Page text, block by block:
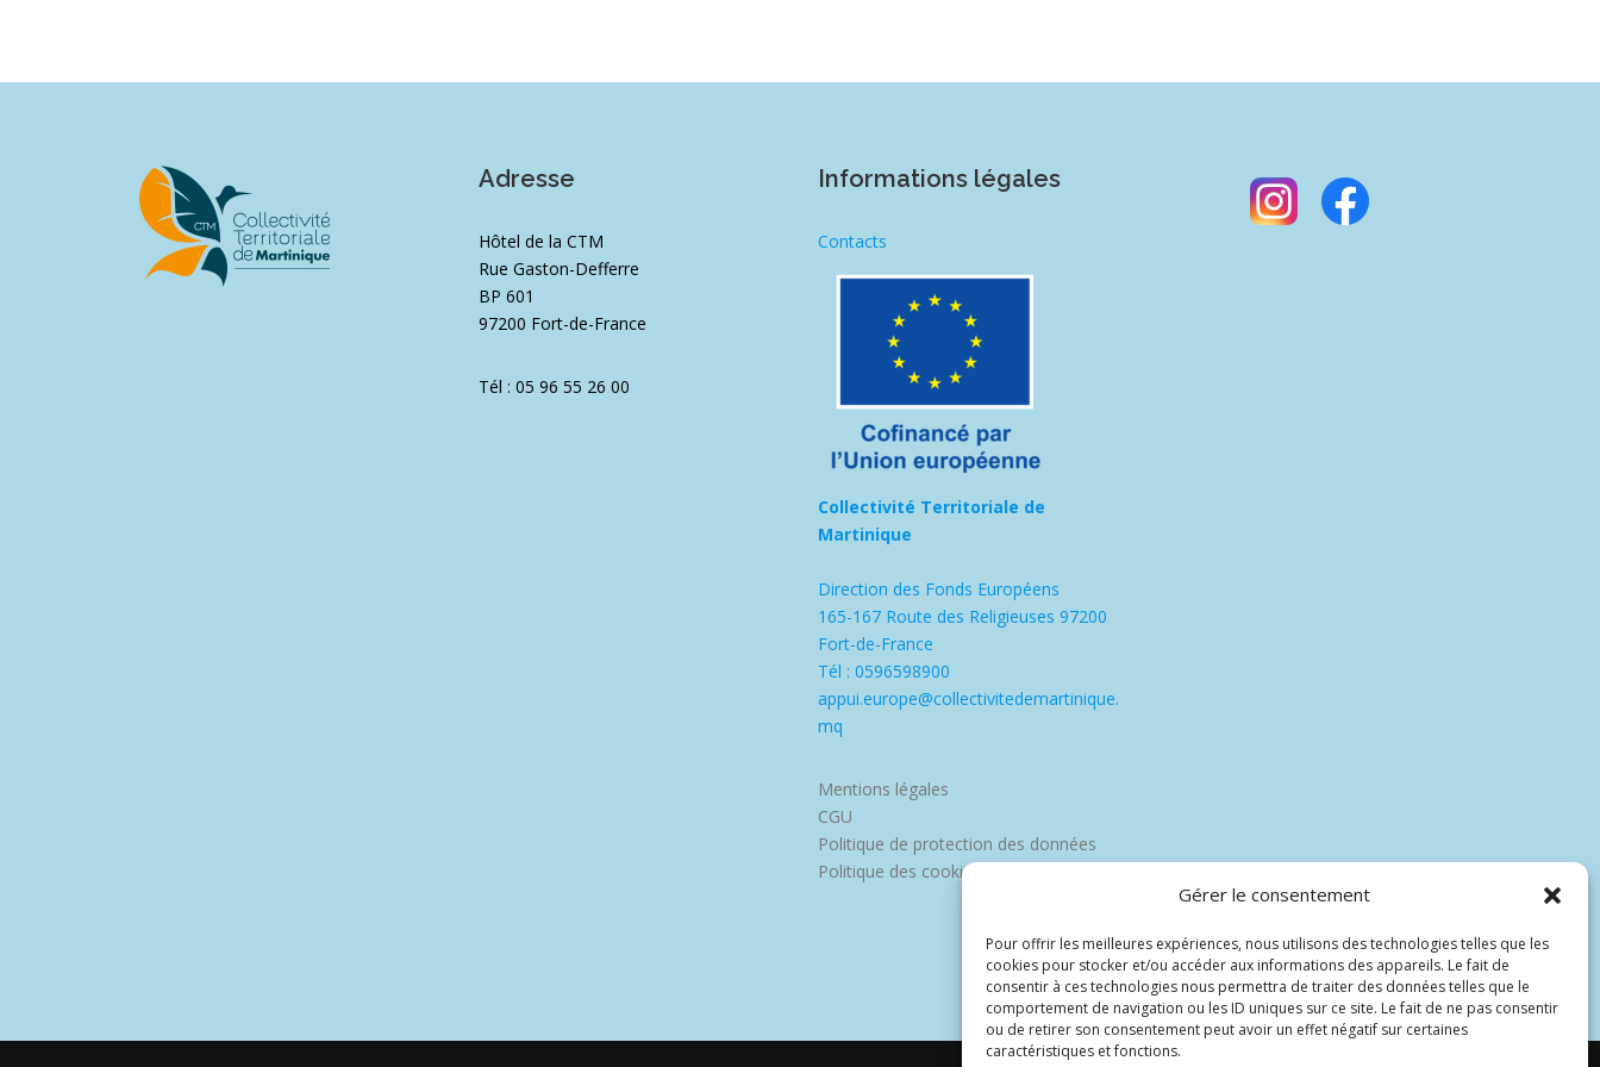
Gérer le consentement
Pour offrir les meilleures expériences, nous utilisons des technologies telles que les
cookies pour stocker et/ou accéder aux informations des appareils. Le fait de
consentir à ces technologies nous permettra de traiter des données telles que le
comportement de navigation ou les ID uniques sur ce site. Le fait de ne pas consentir
ou de retirer son consentement peut avoir un effet négatif sur certaines
caractéristiques et fonctions.
Adresse
Hôtel de la CTM
Rue Gaston-Defferre
BP 601
97200 Fort-de-France
Tél : 05 96 55 26 00
Informations légales
Contacts
Collectivité Territoriale de
Martinique
Direction des Fonds Européens
165-167 Route des Religieuses 97200
Fort-de-France
Tél : 0596598900
appui.europe@collectivitedemartinique.
mq
Mentions légales
CGU
Politique de protection des données
Politique des cookies